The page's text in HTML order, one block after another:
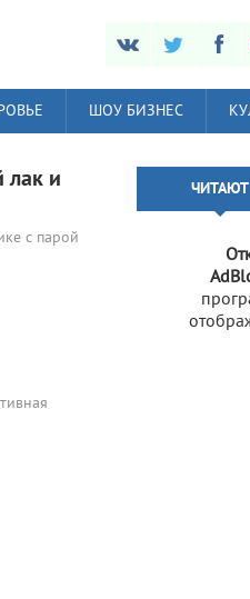
ШОУ БИЗНЕС
лак и
с парой
ЧИТАЮТ